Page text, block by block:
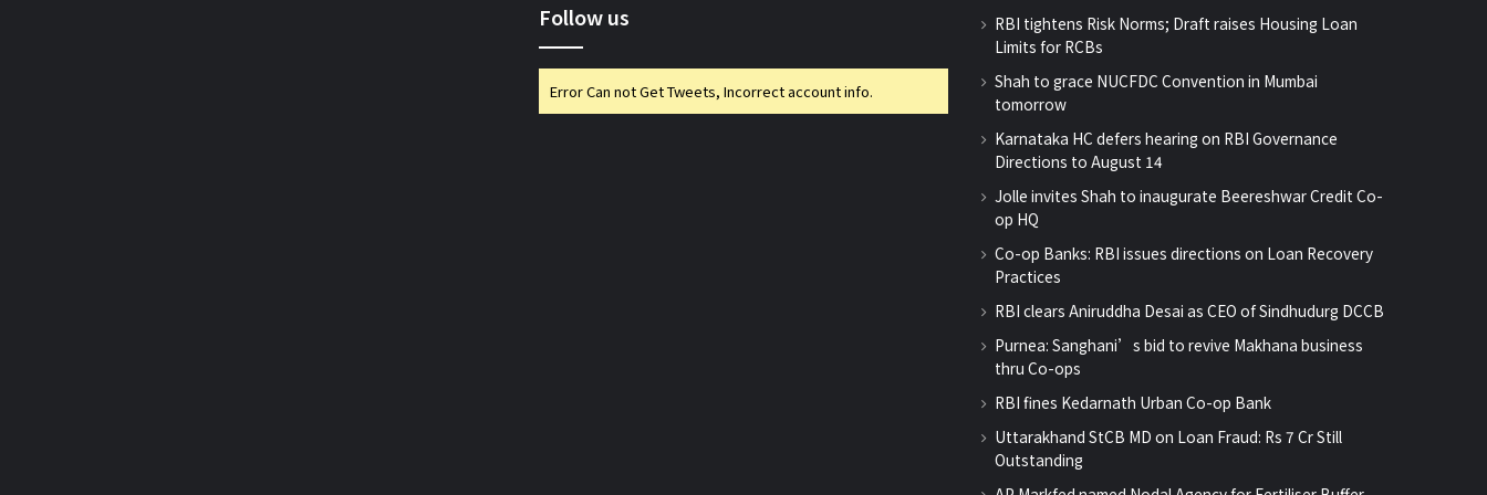
Follow us
Error Can not Get Tweets, Incorrect account info.
RBI tightens Risk Norms; Draft raises Housing Loan
Limits for RCBs
Shah to grace NUCFDC Convention in Mumbai
tomorrow
Karnataka HC defers hearing on RBI Governance
Directions to August 14
Jolle invites Shah to inaugurate Beereshwar Credit Co-
op HQ
Co-op Banks: RBI issues directions on Loan Recovery
Practices
RBI clears Aniruddha Desai as CEO of Sindhudurg DCCB
Purnea: Sanghani’s bid to revive Makhana business
thru Co-ops
RBI fines Kedarnath Urban Co-op Bank
Uttarakhand StCB MD on Loan Fraud: Rs 7 Cr Still
Outstanding